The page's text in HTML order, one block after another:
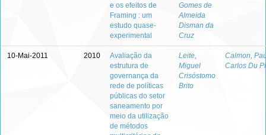
e os efeitos de
Framing : um
estudo quase-
experimental
Gomes de
Almeida
Disman da
Cruz
10-Mai-2011 2010
Avaliação da
estrutura de
governança da
rede de políticas
públicas do setor
saneamento por
meio da utilização
de métodos
Leite,
Miguel
Crisóstomo
Brito
Calmon,
Carlos Du